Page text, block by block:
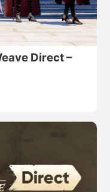
Direct –